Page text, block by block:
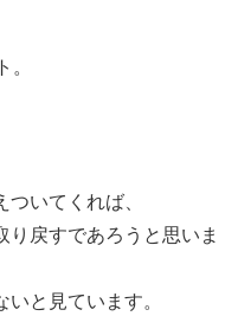
。
いてくれば、
戻すであろうと思いま
と見ています。